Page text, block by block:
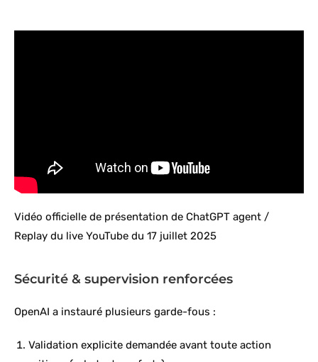
Vidéo officielle de présentation de ChatGPT agent /
Replay du live YouTube du 17 juillet 2025
Sécurité & supervision renforcées
OpenAI a instauré plusieurs garde-fous :
Validation explicite demandée avant toute action